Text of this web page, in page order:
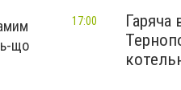
що
Гаряча
17:00